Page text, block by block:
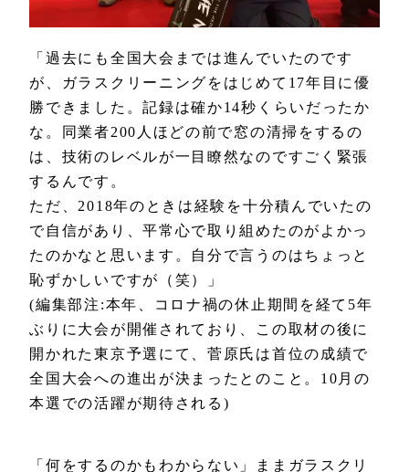
「過去にも全国大会までは進んでいたのです
が、ガラスクリーニングをはじめて17年目に優
勝できました。記録は確か14秒くらいだったか
な。同業者200人ほどの前で窓の清掃をするの
は、技術のレベルが一目瞭然なのですごく緊張
するんです。
ただ、2018年のときは経験を十分積んでいたの
で自信があり、平常心で取り組めたのがよかっ
たのかなと思います。自分で言うのはちょっと
恥ずかしいですが（笑）」
(編集部注:本年、コロナ禍の休止期間を経て5年
ぶりに大会が開催されており、この取材の後に
開かれた東京予選にて、菅原氏は首位の成績で
全国大会への進出が決まったとのこと。10月の
本選での活躍が期待される)
「何をするのかもわからない」ままガラスクリ